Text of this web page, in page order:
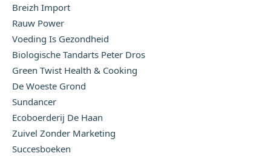
Breizh Import
Rauw Power
Voeding Is Gezondheid
Biologische Tandarts Peter Dros
Green Twist Health & Cooking
De Woeste Grond
Sundancer
Ecoboerderij De Haan
Zuivel Zonder Marketing
Succesboeken